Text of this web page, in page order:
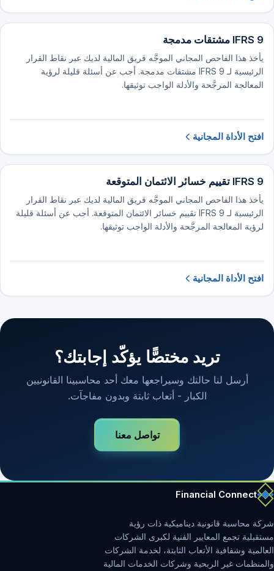
IFRS 9 مشتقات مدمجة
يأخذ هذا الفاحص المجاني الموجَّه فريق المالية لديك عبر نقاط القرار
الرئيسية لـ IFRS 9 مشتقات مدمجة. أجب عن أسئلة قليلة لرؤية
المعالجة المرجَّحة والأدلة الواجب توثيقها.
افتح الأداة المجانية
IFRS 9 تقييم خسائر الائتمان المتوقعة
يأخذ هذا الفاحص المجاني الموجَّه فريق المالية لديك عبر نقاط القرار
الرئيسية لـ IFRS 9 تقييم خسائر الائتمان المتوقعة. أجب عن أسئلة قليلة
لرؤية المعالجة المرجَّحة والأدلة الواجب توثيقها.
افتح الأداة المجانية
تريد مختصًّا يؤكّد إجابتك؟
أرسل لنا حالتك وسيراجعها معك أحد محاسبينا القانونيين
الكبار - أتعاب ثابتة وبدون مفاجآت.
تواصل معنا
Financial Connect
شركة محاسبة قانونية ديناميكية ذات رؤية
مستقبلية تجمع المعايير الفنية لكبرى الشركات
العالمية وشفافية الأتعاب الثابتة، لخدمة الشركات
والمنظمات غير الربحية وشركات الخدمات المالية